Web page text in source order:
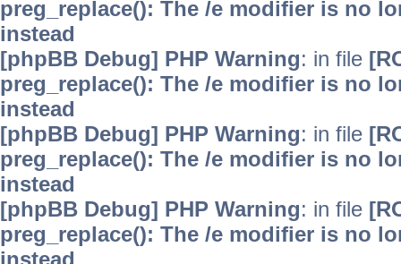
preg_replace(): The /e modifier is no
instead
[phpBB Debug] PHP Warning: in file
preg_replace(): The /e modifier is no
instead
[phpBB Debug] PHP Warning: in file
preg_replace(): The /e modifier is no
instead
[phpBB Debug] PHP Warning: in file
preg_replace(): The /e modifier is no
instead